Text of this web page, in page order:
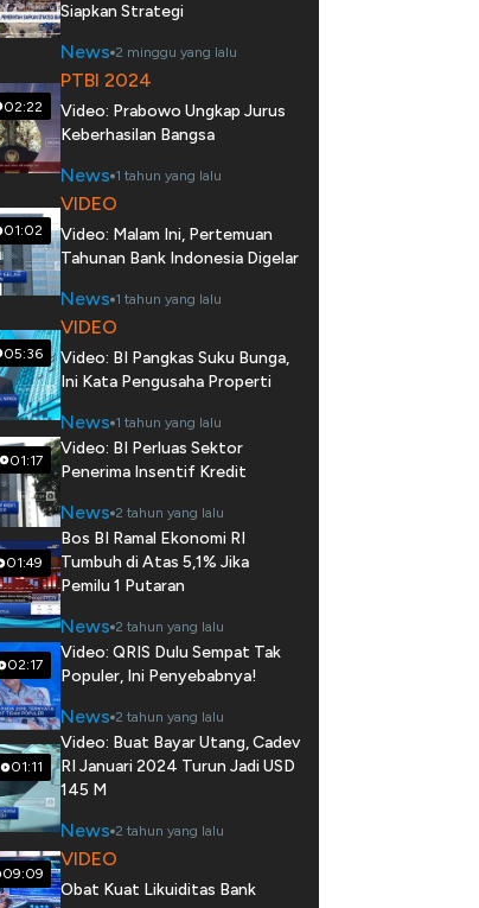
Siapkan Strategi
News 2 minggu yang lalu
02:22
PTBI 2024
Video: Prabowo Ungkap Jurus
Keberhasilan Bangsa
News 1 tahun yang lalu
01:02
VIDEO
Video: Malam Ini, Pertemuan
Tahunan Bank Indonesia Digelar
News 1 tahun yang lalu
05:36
VIDEO
Video: BI Pangkas Suku Bunga,
Ini Kata Pengusaha Properti
News 1 tahun yang lalu
01:17
Video: BI Perluas Sektor
Penerima Insentif Kredit
News 2 tahun yang lalu
01:49
Bos BI Ramal Ekonomi RI
Tumbuh di Atas 5,1% Jika
Pemilu 1 Putaran
News 2 tahun yang lalu
02:17
Video: QRIS Dulu Sempat Tak
Populer, Ini Penyebabnya!
News 2 tahun yang lalu
01:11
Video: Buat Bayar Utang, Cadev
RI Januari 2024 Turun Jadi USD
145 M
News 2 tahun yang lalu
09:09
VIDEO
Obat Kuat Likuiditas Bank